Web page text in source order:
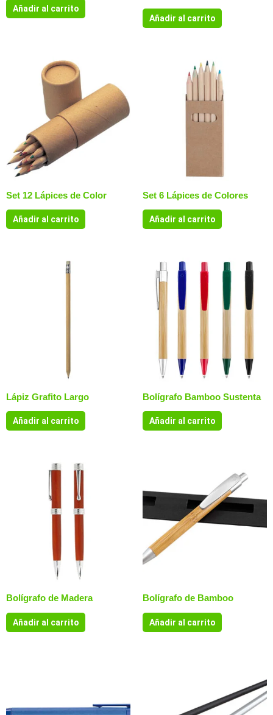
Añadir al carrito
Añadir al carrito
Set 12 Lápices de Color
Añadir al carrito
Set 6 Lápices de Colores
Añadir al carrito
Lápiz Grafito Largo
Añadir al carrito
Bolígrafo Bamboo Sustenta
Añadir al carrito
Bolígrafo de Madera
Añadir al carrito
Bolígrafo de Bamboo
Añadir al carrito